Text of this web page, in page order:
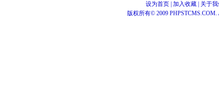
设为首页 加入收藏
关于
版权所有© 2009 PHPSTCMS.COM.